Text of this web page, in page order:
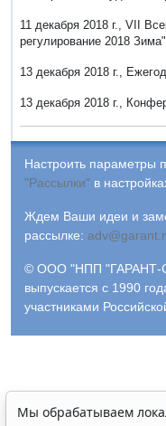
11 декабря 2018 г., VII
регулирование 2018 Зима".
13 декабря 2018 г.,
13 декабря 2018 г.,
Настроить параметры
"Рассылки" в
Ждем Ваши идеи и
рассылке:
© ООО "НПП "ГАРАНТ-
выпускается с 1990
участниками
Мы обрабатываем